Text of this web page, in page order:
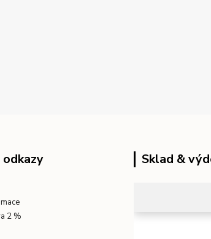
odkazy
2 %
Sklad &